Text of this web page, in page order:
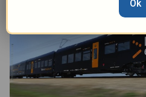
Ok